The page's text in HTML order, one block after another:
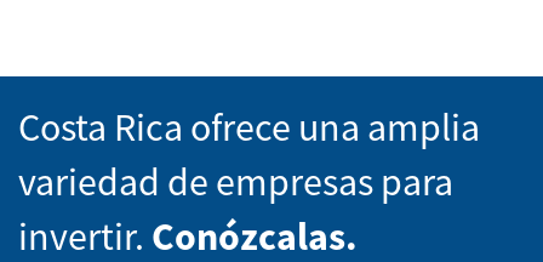
Costa Rica ofrece una amplia
variedad de empresas para
invertir. Conózcalas.